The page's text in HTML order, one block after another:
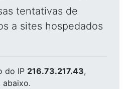
tentativas de
a sites hospedados
do IP 216.73.217.43,
abaixo.